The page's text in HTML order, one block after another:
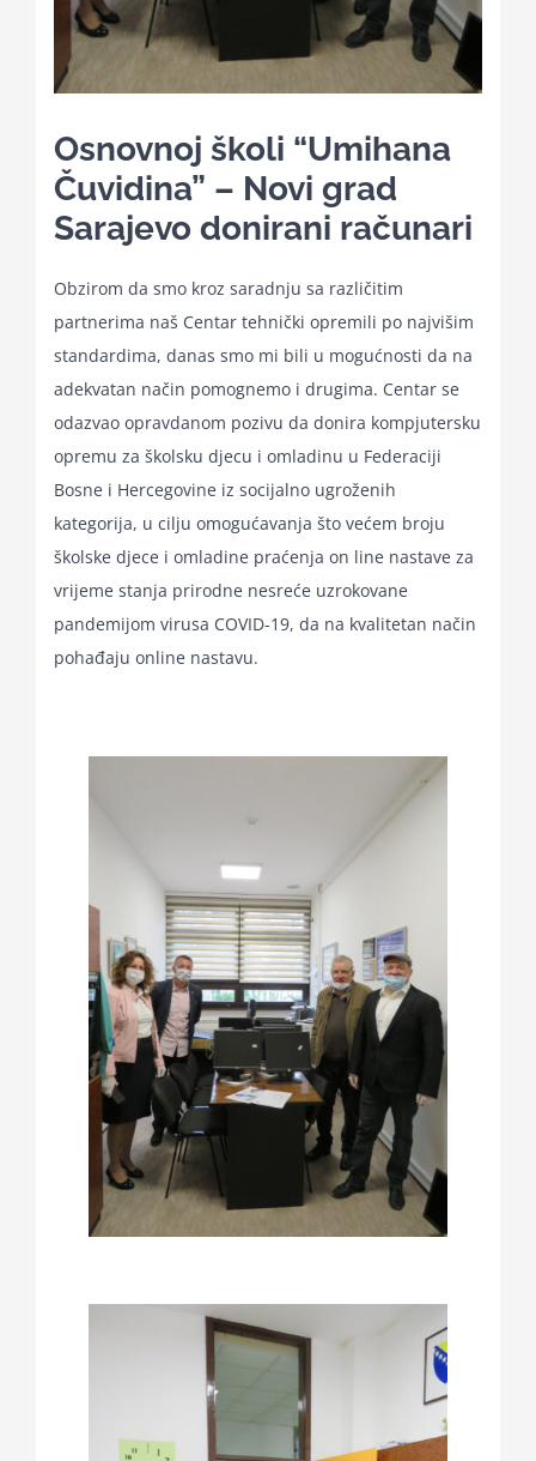
Search
Osnovnoj školi “Umihana
Čuvidina” – Novi grad
Sarajevo donirani računari
Obzirom da smo kroz saradnju sa različitim
partnerima naš Centar tehnički opremili po najvišim
standardima, danas smo mi bili u mogućnosti da na
adekvatan način pomognemo i drugima. Centar se
odazvao opravdanom pozivu da donira kompjutersku
opremu za školsku djecu i omladinu u Federaciji
Bosne i Hercegovine iz socijalno ugroženih
kategorija, u cilju omogućavanja što većem broju
školske djece i omladine praćenja on line nastave za
vrijeme stanja prirodne nesreće uzrokovane
pandemijom virusa COVID-19, da na kvalitetan način
pohađaju online nastavu.